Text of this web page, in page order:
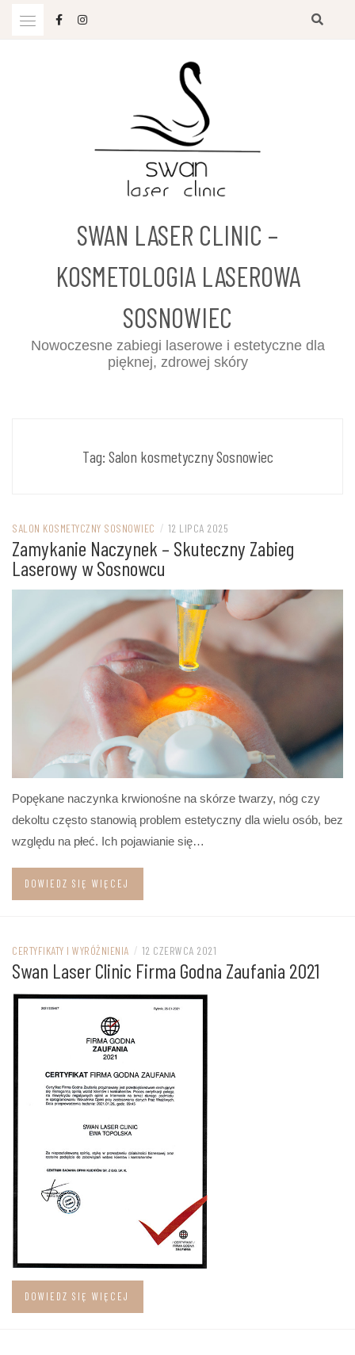
SWAN LASER CLINIC –
KOSMETOLOGIA LASEROWA
SOSNOWIEC
Nowoczesne zabiegi laserowe i estetyczne dla
pięknej, zdrowej skóry
Tag: Salon kosmetyczny Sosnowiec
SALON KOSMETYCZNY SOSNOWIEC / 12 LIPCA 2025
Zamykanie Naczynek – Skuteczny Zabieg
Laserowy w Sosnowcu
Popękane naczynka krwionośne na skórze twarzy, nóg czy
dekoltu często stanowią problem estetyczny dla wielu osób, bez
względu na płeć. Ich pojawianie się…
DOWIEDZ SIĘ WIĘCEJ
CERTYFIKATY I WYRÓŻNIENIA / 12 CZERWCA 2021
Swan Laser Clinic Firma Godna Zaufania 2021
DOWIEDZ SIĘ WIĘCEJ